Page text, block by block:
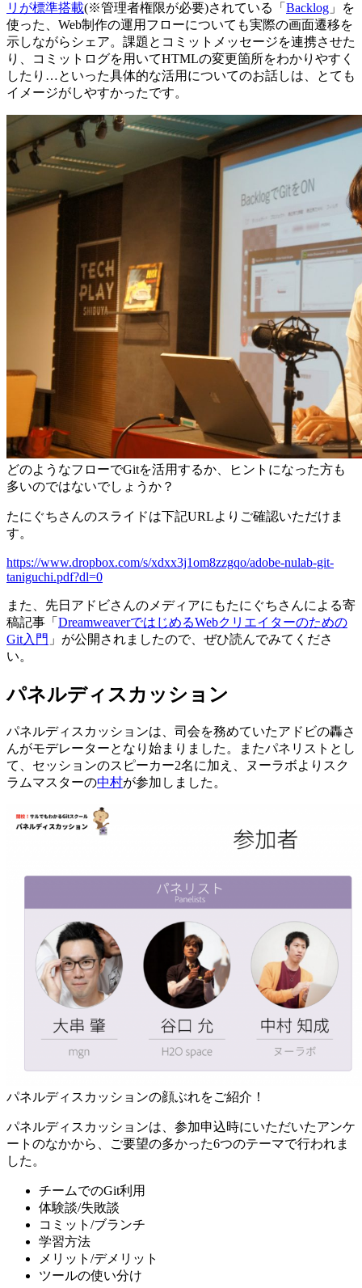
リが標準搭載(※管理者権限が必要)されている「 Backlog 」を
使った、Web制作の運用フローについても実際の画面遷移を
示しながらシェア。課題とコミットメッセージを連携させた
り、コミットログを用いてHTMLの変更箇所をわかりやすく
したり…といった具体的な活用についてのお話しは、とても
イメージがしやすかったです。
どのようなフローでGitを活用するか、ヒントになった方も
多いのではないでしょうか？
たにぐちさんのスライドは下記URLよりご確認いただけま
す。
https://www.dropbox.com/s/xdxx3j1om8zzgqo/adobe-nulab-git-
taniguchi.pdf?dl=0
また、先日アドビさんのメディアにもたにぐちさんによる寄
稿記事「 DreamweaverではじめるWebクリエイターのための
Git入門 」が公開されましたので、ぜひ読んでみてくださ
い。
パネルディスカッション
パネルディスカッションは、司会を務めていたアドビの轟さ
んがモデレーターとなり始まりました。またパネリストとし
て、セッションのスピーカー2名に加え、ヌーラボよりスク
ラムマスターの中村が参加しました。
パネルディスカッションの顔ぶれをご紹介！
パネルディスカッションは、参加申込時にいただいたアンケ
ートのなかから、ご要望の多かった6つのテーマで行われま
した。
チームでのGit利用
体験談/失敗談
コミット/ブランチ
学習方法
メリット/デメリット
ツールの使い分け